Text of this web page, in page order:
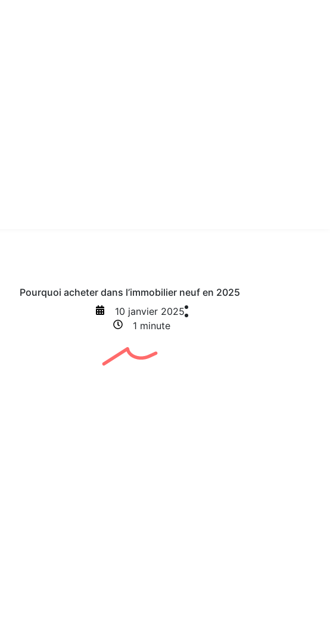
Pourquoi acheter dans l’immobilier neuf en 2025
10 janvier 2025
1 minute